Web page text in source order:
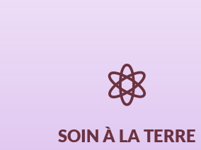

SOIN À LA TERRE